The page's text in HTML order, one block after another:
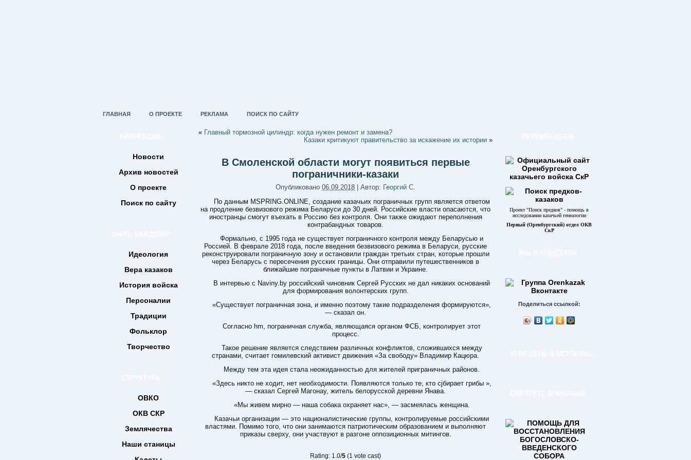
ГЛАВНАЯ О ПРОЕКТЕ РЕКЛАМА ПОИСК ПО САЙТУ
Новости
Архив новостей
О проекте
Поиск по сайту
Идеология
Вера казаков
История войска
Персоналии
Традиции
Фольклор
Творчество
ОВКО
ОКВ СКР
Землячества
Наши станицы
« Главный тормозной цилиндр: когда нужен ремонт и замена?
Казаки критикуют правительство за искажение их истории »
В Смоленской области могут появиться первые
пограничники-казаки
Опубликовано 06.09.2018 Автор: Георгий С.
По данным MSPRING.ONLINE, создание казачьих пограничных групп является ответом
на продление безвизового режима Беларуси до 30 дней. Российские власти опасаются, что
иностранцы смогут въехать в Россию без контроля. Они также ожидают переполнения
контрабандных товаров.
Формально, с 1995 года не существует пограничного контроля между Беларусью и
Россией. В феврале 2018 года, после введения безвизового режима в Беларуси, русские
реконструировали пограничную зону и остановили граждан третьих стран, которые прошли
через Беларусь с пересечения русских границы. Они отправили путешественников в
ближайшие пограничные пункты в Латвии и Украине.
В интервью с Naviny.by российский чиновник Сергей Русских не дал никаких оснований
для формирования волонтерских групп.
«Существует пограничная зона, и именно поэтому такие подразделения формируются»,
— сказал он.
Согласно hm, пограничная служба, являющаяся органом ФСБ, контролирует этот
процесс.
Такое решение является следствием различных конфликтов, сложившихся между
странами, считает гомилевский активист движения «За свободу» Владимир Кацюра.
Между тем эта идея стала неожиданностью для жителей приграничных районов.
«Здесь никто не ходит, нет необходимости. Появляются только те, кто cjбирает грибы »,
— сказал Сергей Магонау, житель белорусской деревни Янава.
«Мы живем мирно — наша собака охраняет нас», — засмеялась женщина.
Казачьи организации — это националистические группы, контролируемые российскими
властями. Помимо того, что они занимаются патриотическим образованием и выполняют
приказы сверху, они участвуют в разгоне оппозиционных митингов.
Rating: 1.0/5 (1 vote cast)
Проект "Поиск предков" - помощь в
исследовании казачьей генеалогии
Первый (Оренбургский) отдел ОКВ
СкР
Поделиться ссылкой: